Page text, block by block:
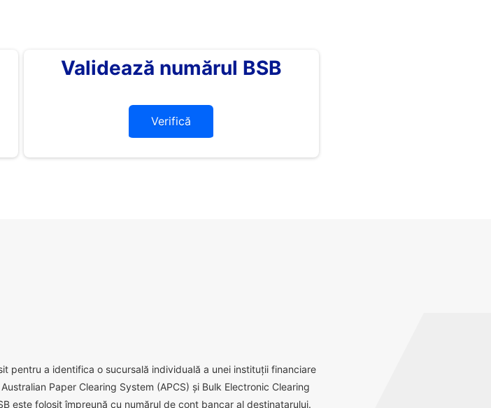
Validează numărul BSB
Verifică
pentru a identifica o sucursală individuală a unei instituții financiare
Paper Clearing System (APCS) și Bulk Electronic Clearing
este folosit împreună cu numărul de cont bancar al destinatarului.